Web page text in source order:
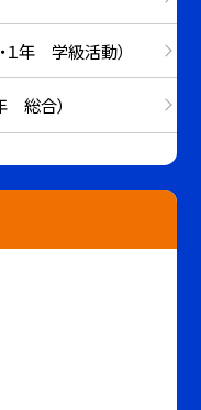
１年 学級活動）
総合）